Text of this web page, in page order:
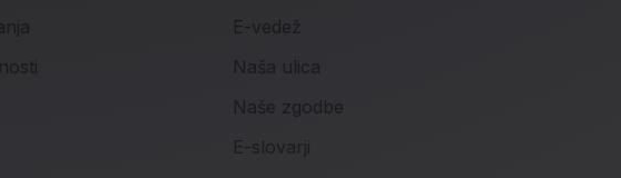
E-vedež
Naša ulica
Naše zgodbe
E-slovarji